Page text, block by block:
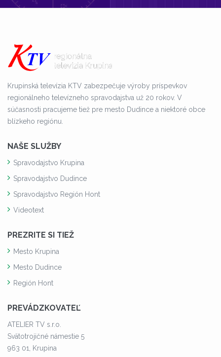
Krupinská televízia KTV zabezpečuje výroby príspevkov
regionálneho televízneho spravodajstva už 20 rokov. V
súčasnosti pracujeme tiež pre mesto Dudince a niektoré obce
blízkeho regiónu.
NAŠE SLUŽBY
Spravodajstvo Krupina
Spravodajstvo Dudince
Spravodajstvo Región Hont
Videotext
PREZRITE SI TIEŽ
Mesto Krupina
Mesto Dudince
Región Hont
PREVÁDZKOVATEĽ
ATELIER TV s.r.o.
Svätotrojičné námestie 5
963 01, Krupina